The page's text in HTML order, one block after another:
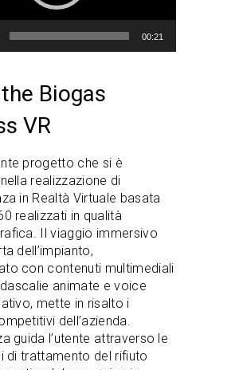
00:21
Biogas
VR
progetto che si è
realizzazione di
in Realtà Virtuale basata
realizzati in qualità
Il viaggio immersivo
dell’impianto,
con contenuti multimediali
animate e voice
mette in risalto i
dell’azienda.
guida l’utente attraverso le
di trattamento del rifiuto